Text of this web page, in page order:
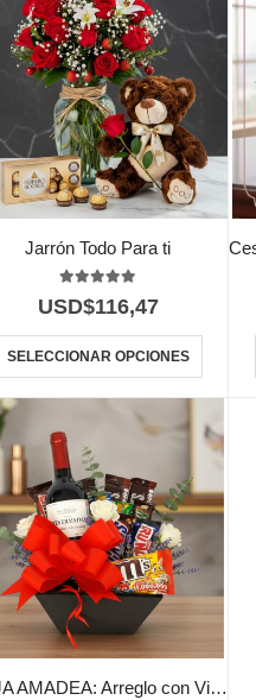
Jarrón Todo Para ti
5.00out of 5
USD$116,47
SELECCIONAR OPCIONES
CAJA AMADEA: Arreglo con Vino y Chocolates para Sorprender ⚜️